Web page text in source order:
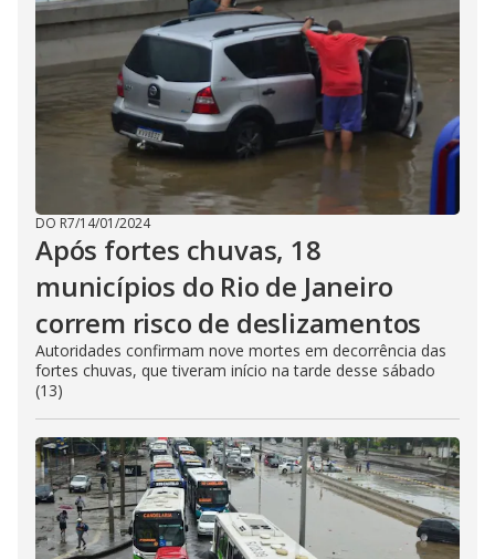
DO R7/14/01/2024
Após fortes chuvas, 18
municípios do Rio de Janeiro
correm risco de deslizamentos
Autoridades confirmam nove mortes em decorrência das
fortes chuvas, que tiveram início na tarde desse sábado
(13)